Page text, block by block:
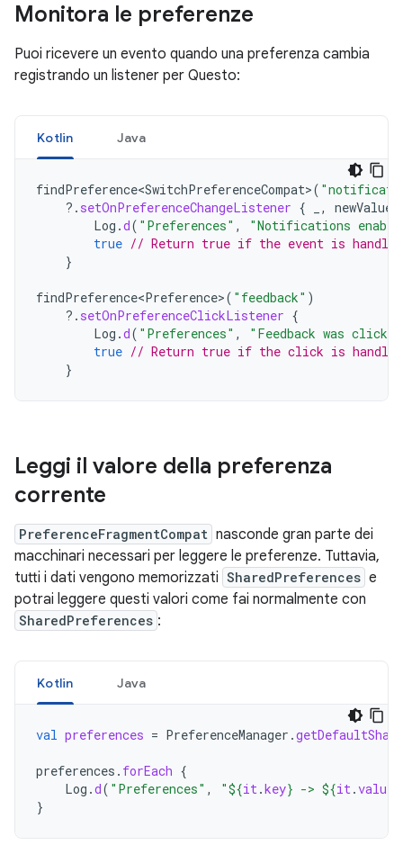
Monitora le preferenze
Puoi ricevere un evento quando una preferenza cambia
registrando un listener per Questo:
Kotlin Java
findPreference<SwitchPreferenceCompat>(
?. setOnPreferenceChangeListener { , newValue
Log .d( "Preferences" ,
"Notifications
true // Return true if the event is
}
findPreference<Preference>( "feedback" )
?. setOnPreferenceClickListener {
Log .d( "Preferences" ,
"Feedback was
true // Return true if the click is
}
Leggi il valore della preferenza
corrente
PreferenceFragmentCompat nasconde gran parte dei
macchinari necessari per leggere le preferenze. Tuttavia,
tutti i dati vengono memorizzati SharedPreferences e
potrai leggere questi valori come fai normalmente con
SharedPreferences :
Kotlin Java
val preferences = PreferenceManager .
preferences . forEach {
Log .d( "Preferences" , "${it.key} -> ${it.value
}